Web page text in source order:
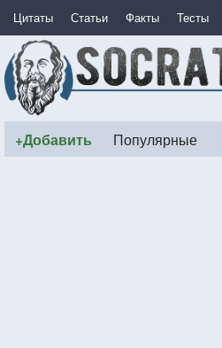
Цитаты Статьи Факты Тесты
+Добавить Популярные